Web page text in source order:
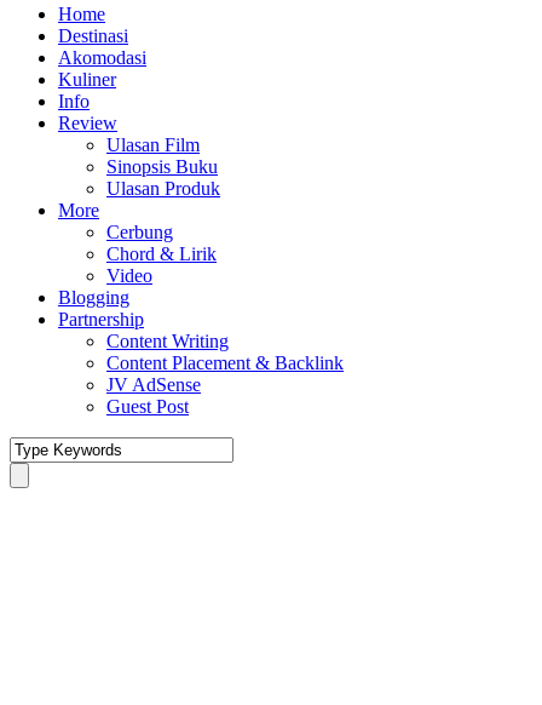
Home
Destinasi
Akomodasi
Kuliner
Info
Review
Ulasan Film
Sinopsis Buku
Ulasan Produk
More
Cerbung
Chord & Lirik
Video
Blogging
Partnership
Content Writing
Content Placement & Backlink
JV AdSense
Guest Post